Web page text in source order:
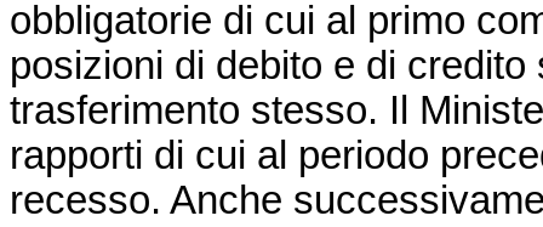
obbligatorie di cui al primo
posizioni di debito e di
trasferimento stesso. Il
rapporti di cui al periodo
recesso. Anche